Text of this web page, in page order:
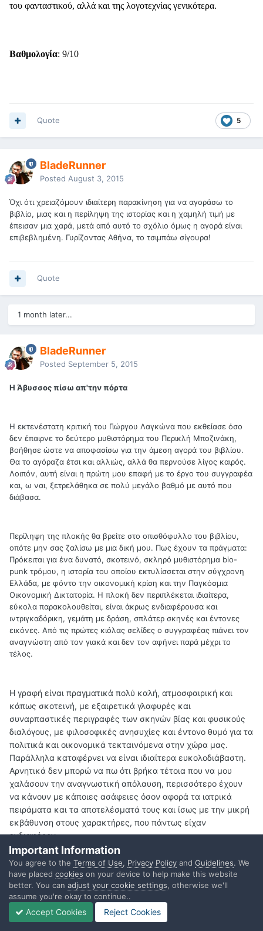
του φανταστικού, αλλά και της λογοτεχνίας γενικότερα.
Βαθμολογία: 9/10
5
Quote
BladeRunner
Posted August 3, 2015
Όχι ότι χρειαζόμουν ιδιαίτερη παρακίνηση για να αγοράσω το
βιβλίο, μιας και η περίληψη της ιστορίας και η χαμηλή τιμή με
έπεισαν μια χαρά, μετά από αυτό το σχόλιο όμως η αγορά είναι
επιβεβλημένη. Γυρίζοντας Αθήνα, το τσιμπάω σίγουρα!
Quote
1 month later...
BladeRunner
Posted September 5, 2015
Η Άβυσσος πίσω απ'την πόρτα
Η εκτενέστατη κριτική του Γιώργου Λαγκώνα που εκθείασε όσο
δεν έπαιρνε το δεύτερο μυθιστόρημα του Περικλή Μποζινάκη,
βοήθησε ώστε να αποφασίσω για την άμεση αγορά του βιβλίου.
Θα το αγόραζα έτσι και αλλιώς, αλλά θα περνούσε λίγος καιρός.
Λοιπόν, αυτή είναι η πρώτη μου επαφή με το έργο του συγγραφέα
και, ω ναι, ξετρελάθηκα σε πολύ μεγάλο βαθμό με αυτό που
διάβασα.
Περίληψη της πλοκής θα βρείτε στο οπισθόφυλλο του βιβλίου,
οπότε μην σας ζαλίσω με μια δική μου. Πως έχουν τα πράγματα:
Πρόκειται για ένα δυνατό, σκοτεινό, σκληρό μυθιστόρημα bio-
punk τρόμου, η ιστορία του οποίου εκτυλίσσεται στην σύγχρονη
Ελλάδα, με φόντο την οικονομική κρίση και την Παγκόσμια
Οικονομική Δικτατορία. Η πλοκή δεν περιπλέκεται ιδιαίτερα,
εύκολα παρακολουθείται, είναι άκρως ενδιαφέρουσα και
ιντριγκαδόρικη, γεμάτη με δράση, σπλάτερ σκηνές και έντονες
εικόνες. Από τις πρώτες κιόλας σελίδες ο συγγραφέας πιάνει τον
αναγνώστη από τον γιακά και δεν τον αφήνει παρά μέχρι το
τέλος.
Η γραφή είναι πραγματικά πολύ καλή, ατμοσφαιρική και
κάπως σκοτεινή, με εξαιρετικά γλαφυρές και
συναρπαστικές περιγραφές των σκηνών βίας και φυσικούς
διαλόγους, με φιλοσοφικές ανησυχίες και έντονο θυμό για τα
πολιτικά και οικονομικά τεκταινόμενα στην χώρα μας.
Παράλληλα καταφέρνει να είναι ιδιαίτερα ευκολοδιάβαστη.
Αρνητικά δεν μπορώ να πω ότι βρήκα τέτοια που να μου
χαλάσουν την αναγνωστική απόλαυση, περισσότερο έχουν
να κάνουν με κάποιες ασάφειες όσον αφορά τα ιατρικά
πειράματα και τα αποτελέσματά τους και ίσως με την μικρή
εκβάθυνση στους χαρακτήρες, που πάντως είχαν
ενδιαφέρον.
Συμπερασματικά, πρόκειται για ένα άκρως ιντριγκαδόρικο,
συναρπαστικό και καλογραμμένο μυθιστόρημα που
συνδυάζει το θρίλερ τρόμου με την επιστημονική φαντασία,
έχοντας ως μεγάλο προσόν την καταιγιστική εξέλιξη της
Important Information
You agree to the Terms of Use, Privacy Policy and Guidelines. We
have placed cookies on your device to help make this website
better. You can adjust your cookie settings, otherwise we'll
assume you're okay to continue..
Accept Cookies Reject Cookies